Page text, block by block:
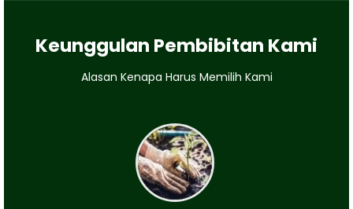
Keunggulan Pembibitan Kami
Alasan Kenapa Harus Memilih Kami